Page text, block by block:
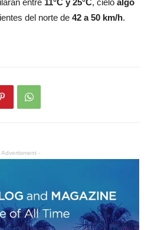
entre 11°C y 25°C, cielo algo
del norte de 42 a 50 km/h.
Advertisment -